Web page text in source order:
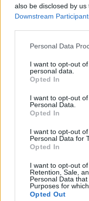
also be disclosed by
Downstream
Personal Data
I want to opt-out
personal data.
Opted In
I want to opt-out
Personal Data.
Opted In
I want to opt-out
Personal Data for
Opted In
I want to opt-out
Retention, Sale,
Personal Data
Purposes for
Opted Out
Ειδήσεις 5-8-2026
ΑΠΟΨΕΙΣ